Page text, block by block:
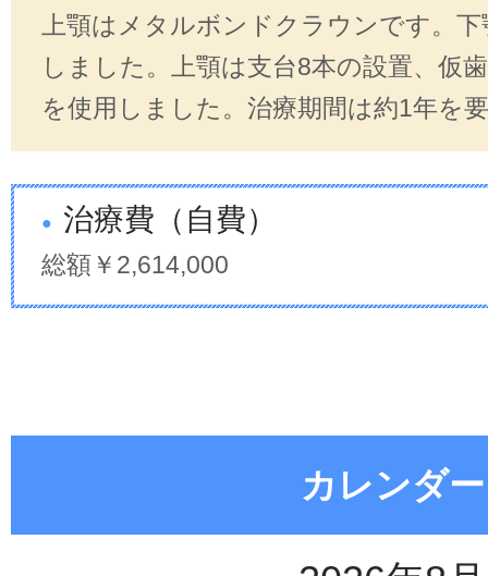
上顎はメタルボンドクラウンです。
しました。上顎は支台8本の設置、仮
を使用しました。治療期間は約1年を
治療費（自費）
総額￥2,614,000
カレンダー